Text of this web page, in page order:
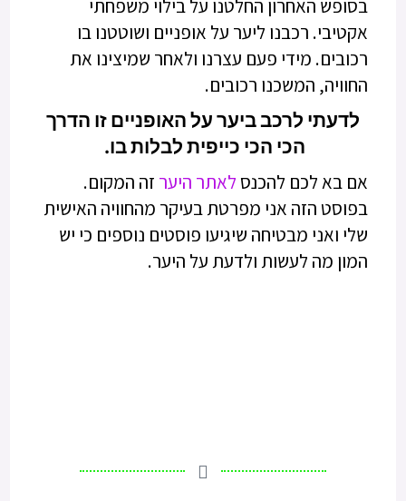
בסופש האחרון החלטנו על בילוי משפחתי
אקטיבי. רכבנו ליער על אופניים ושוטטנו בו
רכובים. מידי פעם עצרנו ולאחר שמיצינו את
החוויה, המשכנו רכובים.
לדעתי לרכב ביער על האופניים זו הדרך
הכי הכי כייפית לבלות בו.
אם בא לכם להכנס לאתר היער זה המקום.
בפוסט הזה אני מפרטת בעיקר מהחוויה האישית
שלי ואני מבטיחה שיגיעו פוסטים נוספים כי יש
המון מה לעשות ולדעת על היער.